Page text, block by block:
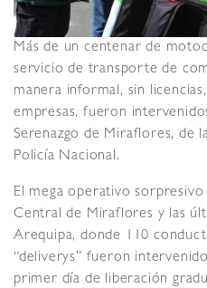
Más de un centenar de
servicio de transporte de
manera informal, sin
empresas, fueron
Serenazgo de Miraflores, de
Policía Nacional.
El mega operativo
Central de Miraflores y las
Arequipa, donde 110
“deliverys” fueron
primer día de liberación